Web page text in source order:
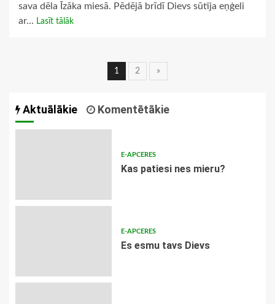
sava dēla Īzāka miesā. Pēdējā brīdī Dievs sūtīja eņģeli
ar... Lasīt tālāk
Ziņu
1 2 »
Aktuālākie Komentētākie
E-APCERES
​Kas patiesi nes mieru?
E-APCERES
Es esmu tavs Dievs